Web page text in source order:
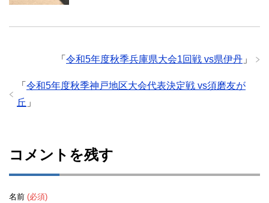
「 令和5年度秋季兵庫県大会1回戦 vs県伊丹 」
「 令和5年度秋季神戸地区大会代表決定戦 vs須磨友が
丘 」
コメントを残す
名前 (必須)